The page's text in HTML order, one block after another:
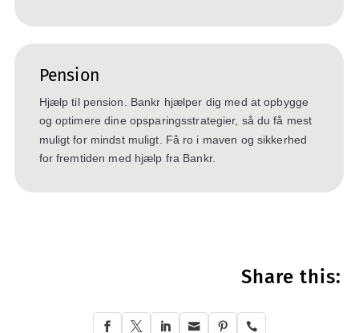
Pension
Hjælp til pension. Bankr hjælper dig med at opbygge
og optimere dine opsparingsstrategier, så du få mest
muligt for mindst muligt. Få ro i maven og sikkerhed
for fremtiden med hjælp fra Bankr.
Share this:
     